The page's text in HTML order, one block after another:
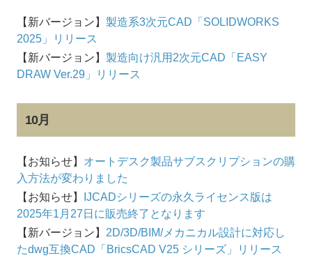
【新バージョン】 製造系3次元CAD「SOLIDWORKS
2025」リリース
【新バージョン】 製造向け汎用2次元CAD「EASY
DRAW Ver.29」リリース
10月
【お知らせ】 オートデスク製品サブスクリプションの購
入方法が変わりました
【お知らせ】
IJCADシリーズの永久ライセンス版は
2025年1月27日に販売終了となります
【新バージョン】 2D/3D/BIM/メカニカル設計に対応し
たdwg互換CAD「BricsCAD V25 シリーズ」リリース